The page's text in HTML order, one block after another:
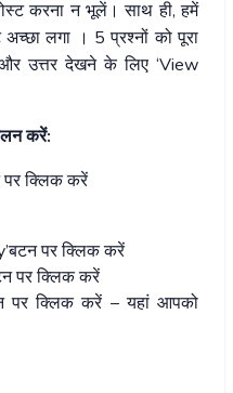
करना न भूलें। साथ ही, हमें
लगा । 5 प्रश्नों को पूरा
उत्तर देखने के लिए ‘View
करें:
पर क्लिक करें
पर क्लिक करें
पर क्लिक करें
पर क्लिक करें – यहां आपको